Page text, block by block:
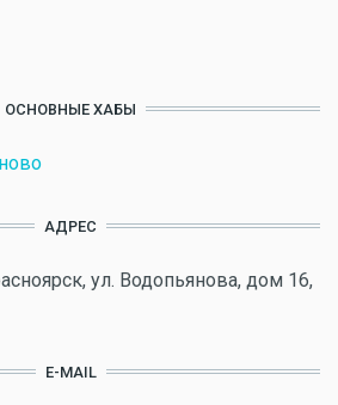
ОСНОВНЫЕ ХАБЫ
АДРЕС
ул. Водопьянова, дом 16,
E-MAIL